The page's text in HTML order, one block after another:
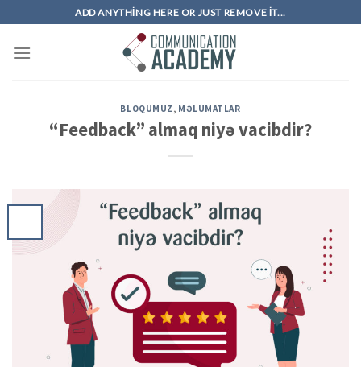
to
content
ADD ANYTHING HERE OR JUST REMOVE IT...
BLOQUMUZ , MƏLUMATLAR
“Feedback” almaq niyə vacibdir?